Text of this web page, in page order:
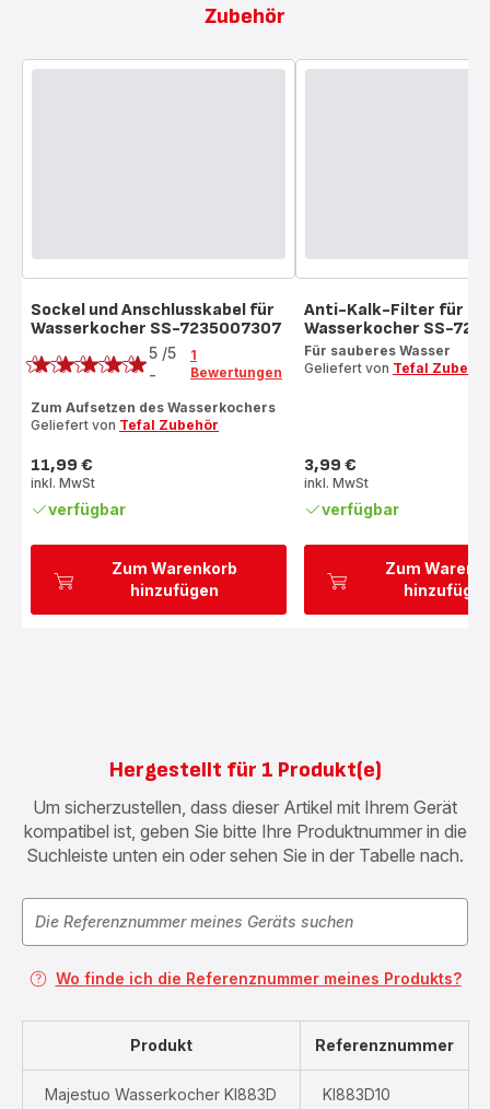
Zubehör
Zum Warenkorb
hinzufügen
Sockel und Anschlusskabel für
Wasserkocher SS-7235007307
Bewertung
mit
5
(Durchschnitt)
5 /5
-
1
Bewertungen
Zum Aufsetzen des Wasserkochers
Geliefert von Tefal Zubehör
Preis
11,99 €
inkl. MwSt
verfügbar
Zum
Anti-Kalk-Filter für
Wasserkocher SS-
Für sauberes Wasser
Geliefert von Tefal
Preis
3,99 €
inkl. MwSt
verfügbar
Hergestellt für 1 Produkt(e)
Um sicherzustellen, dass dieser Artikel mit Ihrem Gerät
kompatibel ist, geben Sie bitte Ihre Produktnummer in die
Suchleiste unten ein oder sehen Sie in der Tabelle nach.
Wo finde ich die Referenznummer meines Produkts?
Produkt Referenznummer
Majestuo Wasserkocher KI883D KI883D10